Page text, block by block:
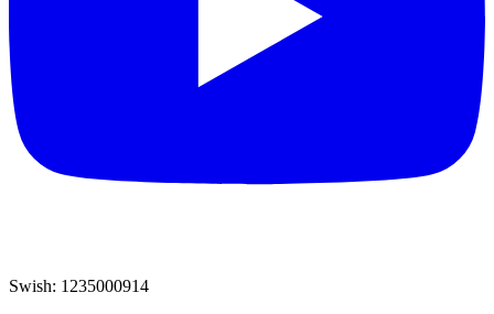
Swish: 1235000914